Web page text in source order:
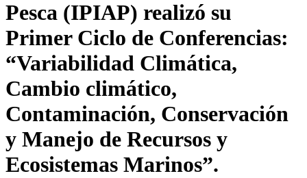
Pesca (IPIAP) realizó su
Primer Ciclo de Conferencias:
“Variabilidad Climática,
Cambio climático,
Contaminación, Conservación
y Manejo de Recursos y
Ecosistemas Marinos”.